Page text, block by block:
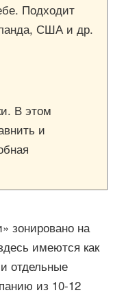
Подходит
США и др.
В этом
и
зонировано на
имеются как
отдельные
из 10-12